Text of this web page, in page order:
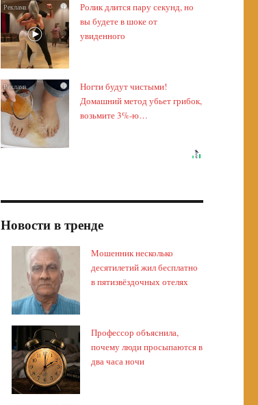
i
Ролик длится пару секунд, но
вы будете в шоке от
увиденного
i
Ногти будут чистыми!
Домашний метод убьет грибок,
возьмите 3%-ю…
Новости в тренде
Мошенник несколько
десятилетий жил бесплатно
в пятизвёздочных отелях
Профессор объяснила,
почему люди просыпаются в
два часа ночи